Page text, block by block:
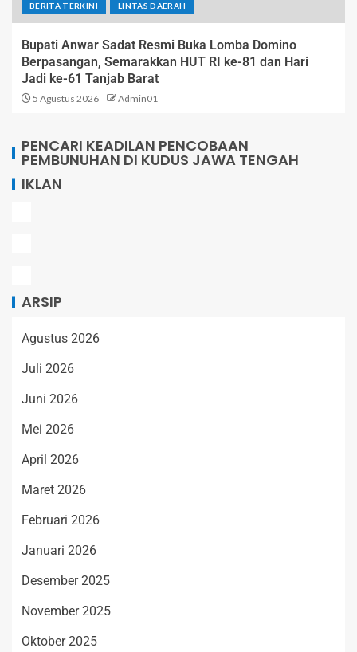
BERITA TERKINI LINTAS DAERAH
Bupati Anwar Sadat Resmi Buka Lomba Domino
Berpasangan, Semarakkan HUT RI ke-81 dan Hari
Jadi ke-61 Tanjab Barat
5 Agustus 2026 Admin01
PENCARI KEADILAN PENCOBAAN
PEMBUNUHAN DI KUDUS JAWA TENGAH
IKLAN
ARSIP
Agustus 2026
Juli 2026
Juni 2026
Mei 2026
April 2026
Maret 2026
Februari 2026
Januari 2026
Desember 2025
November 2025
Oktober 2025